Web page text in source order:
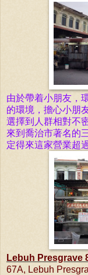
由於帶着小朋友，
的環境， 擔心小朋
選擇到人群相對不
來到 喬治市著名的
定得來這家營業超
Lebuh Presgrave
67A, Lebuh